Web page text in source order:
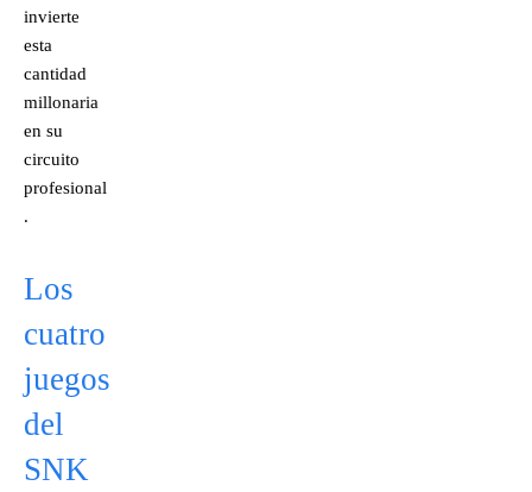
invierte
esta
cantidad
millonaria
en su
circuito
profesional
.
Los
cuatro
juegos
del
SNK